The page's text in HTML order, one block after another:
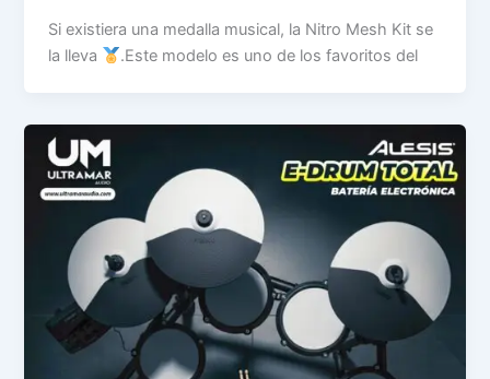
Si existiera una medalla musical, la Nitro Mesh Kit se
la lleva
.Este modelo es uno de los favoritos del